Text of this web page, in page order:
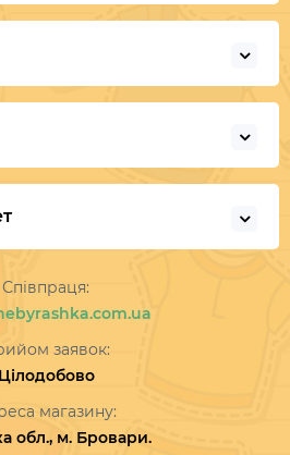
Співпраця:
заявок:
Цілодобово
магазину:
обл., м. Бровари.